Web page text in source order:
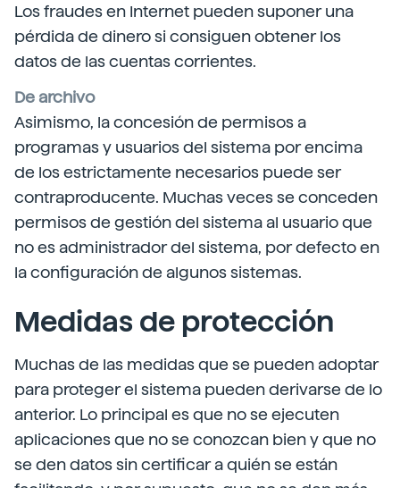
Los fraudes en Internet pueden suponer una
pérdida de dinero si consiguen obtener los
datos de las cuentas corrientes.
De archivo
Asimismo, la concesión de permisos a
programas y usuarios del sistema por encima
de los estrictamente necesarios puede ser
contraproducente. Muchas veces se conceden
permisos de gestión del sistema al usuario que
no es administrador del sistema, por defecto en
la configuración de algunos sistemas.
Medidas de protección
Muchas de las medidas que se pueden adoptar
para proteger el sistema pueden derivarse de lo
anterior. Lo principal es que no se ejecuten
aplicaciones que no se conozcan bien y que no
se den datos sin certificar a quién se están